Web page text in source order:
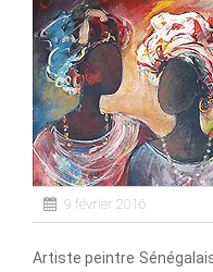
9 février 2016
Artiste peintre